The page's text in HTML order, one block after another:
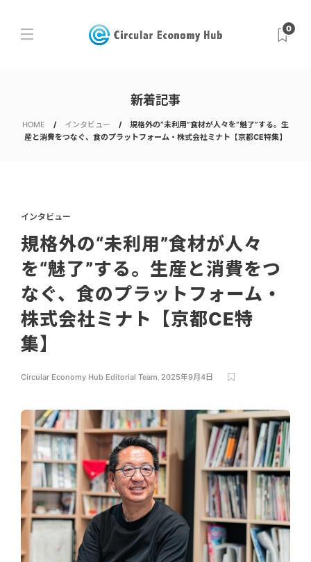
0
新着記事
HOME インタビュー
規格外の“未利用”食材が人々を“魅了”する。生
産と消費をつなぐ、食のプラットフォーム・株式会社ミナト【京都CE特集】
インタビュー
規格外の“未利用”食材が人々
を“魅了”する。生産と消費をつ
なぐ、食のプラットフォーム・
株式会社ミナト【京都CE特
集】
Circular Economy Hub Editorial Team, 2025年9月4日